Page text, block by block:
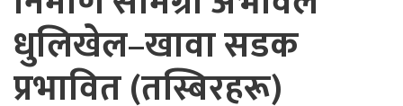
धुलिखेल–खावा सडक
प्रभावित (तस्बिरहरू)